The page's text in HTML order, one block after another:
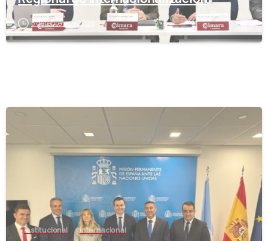
5 de febrero de 2026
-
Institucional Internacional